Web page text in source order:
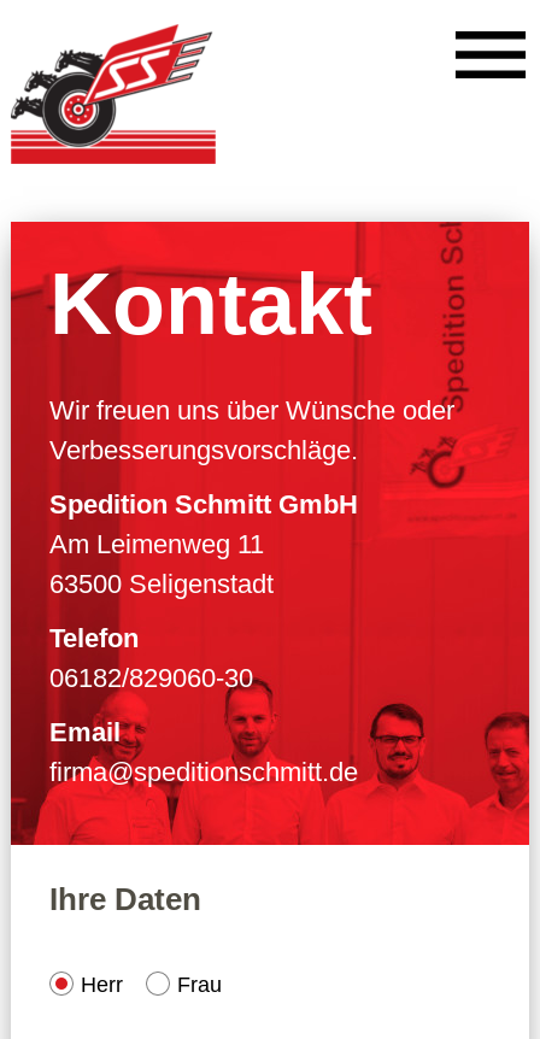
Kontakt
Wir freuen uns über Wünsche oder
Verbesserungsvorschläge.
Spedition Schmitt GmbH
Am Leimenweg 11
63500 Seligenstadt
Telefon
06182/829060-30
Email
firma@speditionschmitt.de
Ihre Daten
Herr Frau